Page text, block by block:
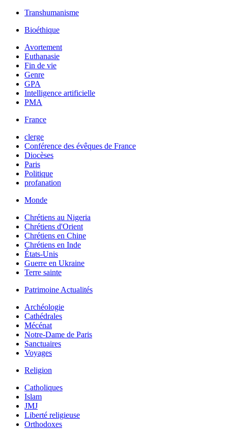
Transhumanisme
Bioéthique
Avortement
Euthanasie
Fin de vie
Genre
GPA
Intelligence artificielle
PMA
France
clerge
Conférence des évêques de France
Diocèses
Paris
Politique
profanation
Monde
Chrétiens au Nigeria
Chrétiens d'Orient
Chrétiens en Chine
Chrétiens en Inde
États-Unis
Guerre en Ukraine
Terre sainte
Patrimoine Actualités
Archéologie
Cathédrales
Mécénat
Notre-Dame de Paris
Sanctuaires
Voyages
Religion
Catholiques
Islam
JMJ
Liberté religieuse
Orthodoxes